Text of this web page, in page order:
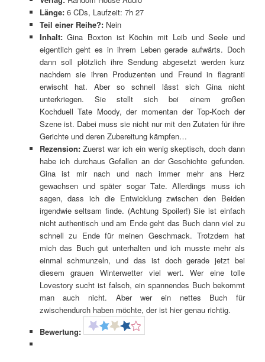
Länge:6 CDs, Laufzeit: 7h 27
Teil einer Reihe?: Nein
Inhalt:Gina Boxton ist Köchin mit Leib und Seele und
eigentlich geht es in ihrem Leben gerade aufwärts. Doch
dann soll plötzlich ihre Sendung abgesetzt werden kurz
nachdem sie ihren Produzenten und Freund in flagranti
erwischt hat. Aber so schnell lässt sich Gina nicht
unterkriegen. Sie stellt sich bei einem großen
Kochduell Tate Moody, der momentan der Top-Koch der
Szene ist. Dabei muss sie nicht nur mit den Zutaten für ihre
Gerichte und deren Zubereitung kämpfen…
Rezension:Zuerst war ich ein wenig skeptisch, doch dann
habe ich durchaus Gefallen an der Geschichte gefunden.
Gina ist mir nach und nach immer mehr ans Herz
gewachsen und später sogar Tate. Allerdings muss ich
sagen, dass ich die Entwicklung zwischen den Beiden
irgendwie seltsam finde. (Achtung Spoiler!) Sie ist einfach
nicht authentisch und am Ende geht das Buch dann viel zu
schnell zu Ende für meinen Geschmack. Trotzdem hat
mich das Buch gut unterhalten und ich musste mehr als
einmal schmunzeln, und das ist doch gerade jetzt bei
diesem grauen Winterwetter viel wert. Wer eine tolle
Lovestory sucht ist falsch, ein spannendes Buch bekommt
man auch nicht. Aber wer ein nettes Buch für
zwischendurch haben möchte, der ist hier genau richtig.
Bewertung: